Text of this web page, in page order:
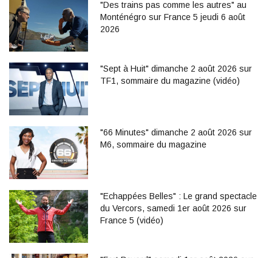
"Des trains pas comme les autres" au
Monténégro sur France 5 jeudi 6 août
2026
"Sept à Huit" dimanche 2 août 2026 sur
TF1, sommaire du magazine (vidéo)
"66 Minutes" dimanche 2 août 2026 sur
M6, sommaire du magazine
"Echappées Belles" : Le grand spectacle
du Vercors, samedi 1er août 2026 sur
France 5 (vidéo)